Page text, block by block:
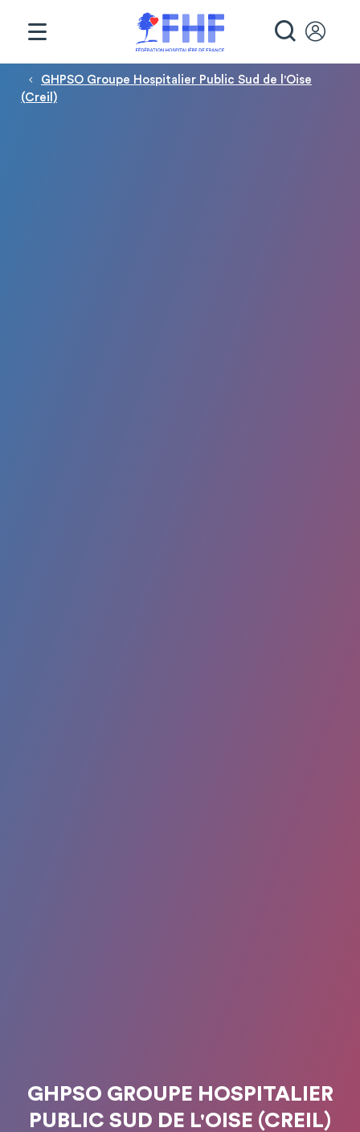
Fil d'Ariane
GHPSO Groupe Hospitalier Public Sud de l'Oise
(Creil)
GHPSO GROUPE HOSPITALIER
PUBLIC SUD DE L'OISE (CREIL)
Panneau de gestion des cookies